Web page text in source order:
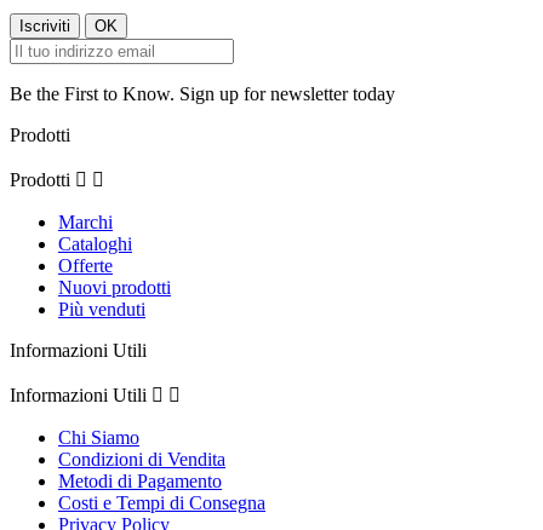
Be the First to Know. Sign up for newsletter today
Prodotti
Prodotti  
Marchi
Cataloghi
Offerte
Nuovi prodotti
Più venduti
Informazioni Utili
Informazioni Utili  
Chi Siamo
Condizioni di Vendita
Metodi di Pagamento
Costi e Tempi di Consegna
Privacy Policy